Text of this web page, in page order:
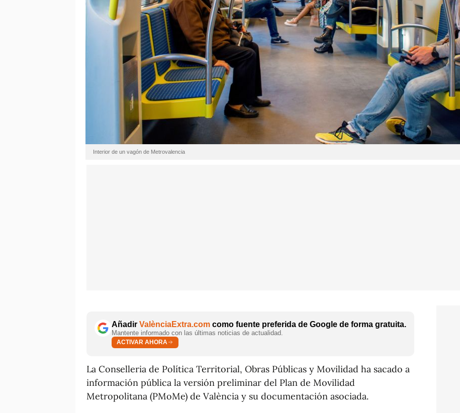
Interior de un vagón de Metrovalencia
Añadir ValènciaExtra.com como fuente preferida de Google de forma gratuita.
Mantente informado con las últimas noticias de actualidad.
ACTIVAR AHORA
La Conselleria de Política Territorial, Obras Públicas y Movilidad ha sacado a
información pública la versión preliminar del Plan de Movilidad
Metropolitana (PMoMe) de València y su documentación asociada.